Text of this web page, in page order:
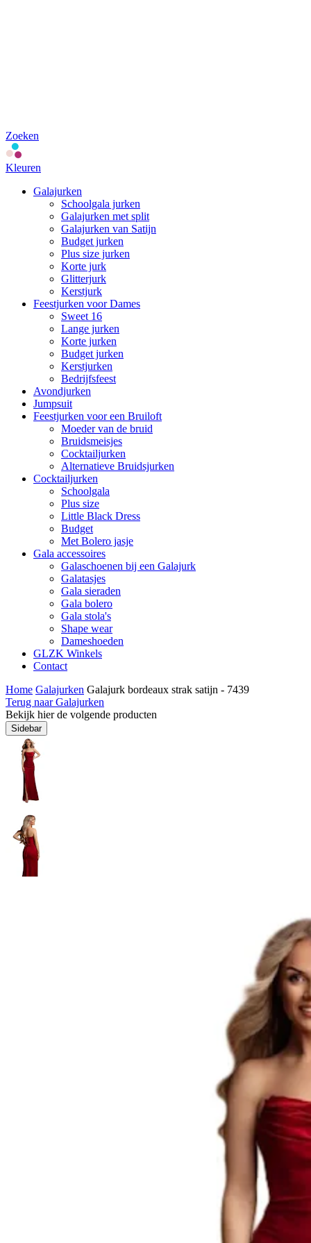
Zoeken
Kleuren
Galajurken
Schoolgala jurken
Galajurken met split
Galajurken van Satijn
Budget jurken
Plus size jurken
Korte jurk
Glitterjurk
Kerstjurk
Feestjurken voor Dames
Sweet 16
Lange jurken
Korte jurken
Budget jurken
Kerstjurken
Bedrijfsfeest
Avondjurken
Jumpsuit
Feestjurken voor een Bruiloft
Moeder van de bruid
Bruidsmeisjes
Cocktailjurken
Alternatieve Bruidsjurken
Cocktailjurken
Schoolgala
Plus size
Little Black Dress
Budget
Met Bolero jasje
Gala accessoires
Galaschoenen bij een Galajurk
Galatasjes
Gala sieraden
Gala bolero
Gala stola's
Shape wear
Dameshoeden
GLZK Winkels
Contact
Home Galajurken Galajurk bordeaux strak satijn - 7439
Terug naar Galajurken
Bekijk hier de volgende producten
Sidebar